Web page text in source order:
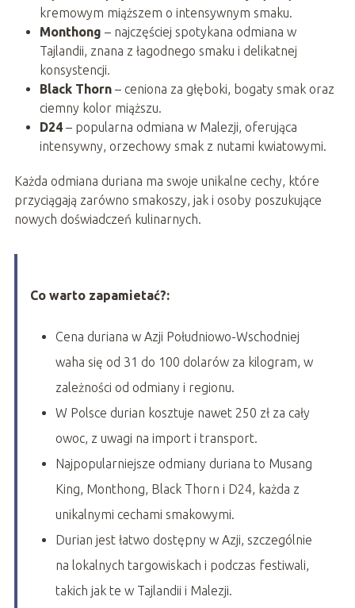
kremowym miąższem o intensywnym smaku.
Monthong – najczęściej spotykana odmiana w
Tajlandii, znana z łagodnego smaku i delikatnej
konsystencji.
Black Thorn– ceniona za głęboki, bogaty smak oraz
ciemny kolor miąższu.
D24– popularna odmiana w Malezji, oferująca
intensywny, orzechowy smak z nutami kwiatowymi.
Każda odmiana duriana ma swoje unikalne cechy, które
przyciągają zarówno smakoszy, jak i osoby poszukujące
nowych doświadczeń kulinarnych.
Co warto zapamietać?:
Cena duriana w Azji Południowo-Wschodniej
waha się od 31 do 100 dolarów za kilogram, w
zależności od odmiany i regionu.
W Polsce durian kosztuje nawet 250 zł za cały
owoc, z uwagi na import i transport.
Najpopularniejsze odmiany duriana to Musang
King, Monthong, Black Thorn i D24, każda z
unikalnymi cechami smakowymi.
Durian jest łatwo dostępny w Azji, szczególnie
na lokalnych targowiskach i podczas festiwali,
takich jak te w Tajlandii i Malezji.